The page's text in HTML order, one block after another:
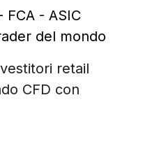
FCA - ASIC
del mondo
retail
CFD con